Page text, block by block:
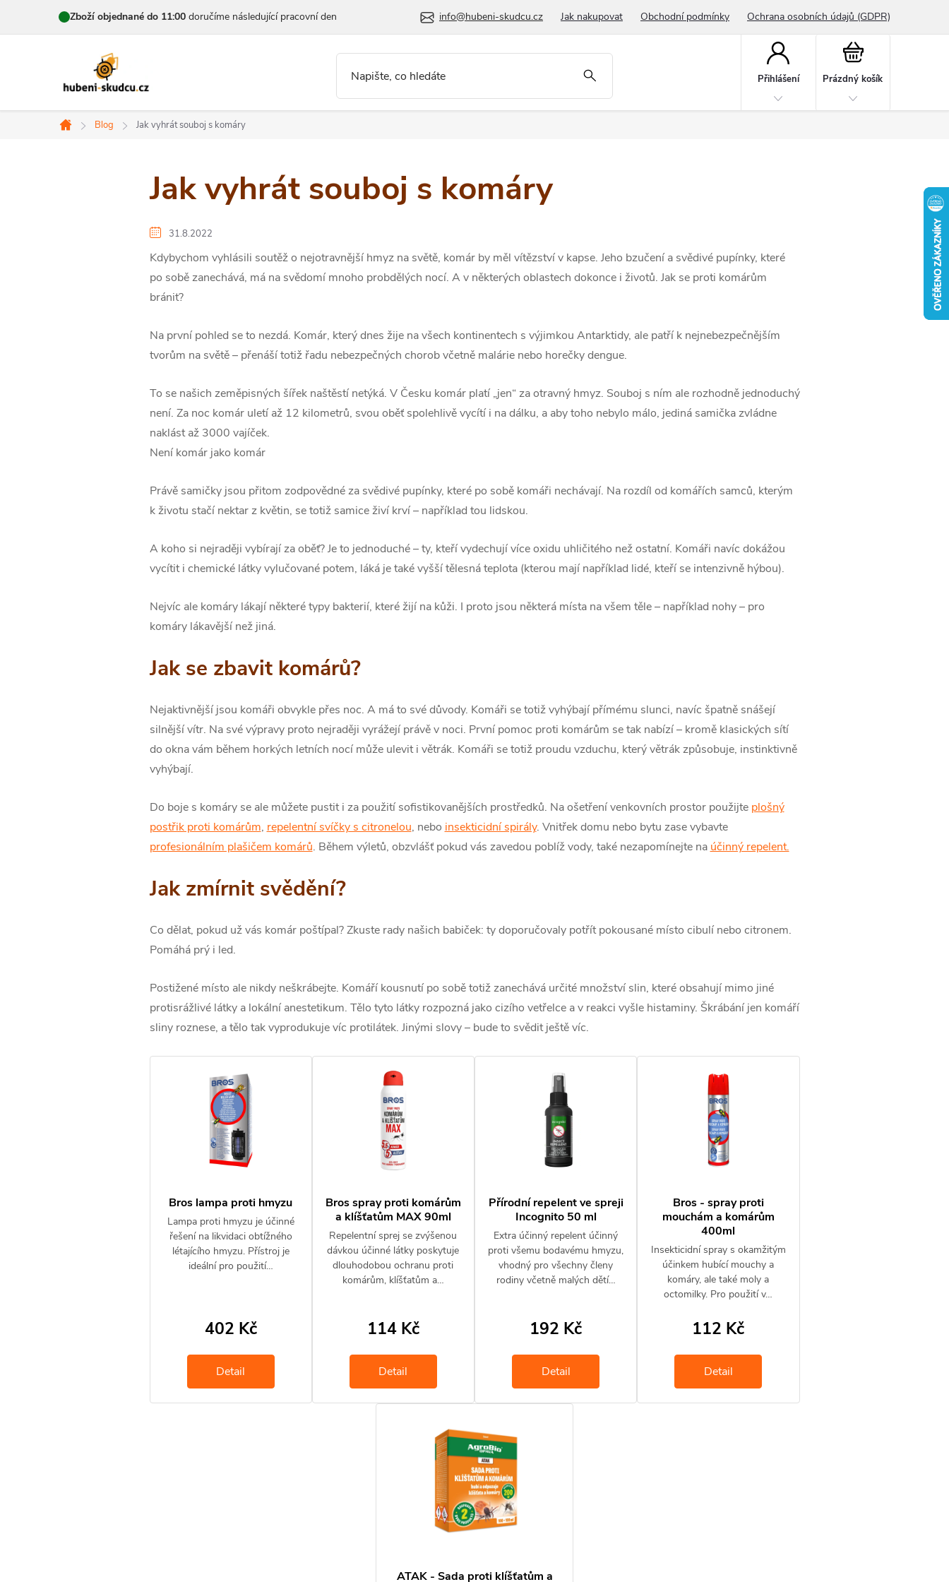
Zboží objednané do 11:00 doručíme následující pracovní den info@hubeni-skudcu.cz Jak nakupovat Obchodní podmínky Ochrana osobních údajů (GDPR)
Přihlášení
Nákupní
Prázdný košík
Domů
Blog Jak vyhrát souboj s komáry
Jak vyhrát souboj s komáry
31.8.2022
Kdybychom vyhlásili soutěž o nejotravnější hmyz na světě, komár by měl vítězství v kapse. Jeho bzučení a svědivé pupínky, které
po sobě zanechává, má na svědomí mnoho probdělých nocí. A v některých oblastech dokonce i životů. Jak se proti komárům
bránit?
Na první pohled se to nezdá. Komár, který dnes žije na všech kontinentech s výjimkou Antarktidy, ale patří k nejnebezpečnějším
tvorům na světě – přenáší totiž řadu nebezpečných chorob včetně malárie nebo horečky dengue.
To se našich zeměpisných šířek naštěstí netýká. V Česku komár platí „jen“ za otravný hmyz. Souboj s ním ale rozhodně jednoduchý
není. Za noc komár uletí až 12 kilometrů, svou oběť spolehlivě vycítí i na dálku, a aby toho nebylo málo, jediná samička zvládne
naklást až 3000 vajíček.
Není komár jako komár
Právě samičky jsou přitom zodpovědné za svědivé pupínky, které po sobě komáři nechávají. Na rozdíl od komářích samců, kterým
k životu stačí nektar z květin, se totiž samice živí krví – například tou lidskou.
A koho si nejraději vybírají za oběť? Je to jednoduché – ty, kteří vydechují více oxidu uhličitého než ostatní. Komáři navíc dokážou
vycítit i chemické látky vylučované potem, láká je také vyšší tělesná teplota (kterou mají například lidé, kteří se intenzivně hýbou).
Nejvíc ale komáry lákají některé typy bakterií, které žijí na kůži. I proto jsou některá místa na všem těle – například nohy – pro
komáry lákavější než jiná.
Jak se zbavit komárů?
Nejaktivnější jsou komáři obvykle přes noc. A má to své důvody. Komáři se totiž vyhýbají přímému slunci, navíc špatně snášejí
silnější vítr. Na své výpravy proto nejraději vyrážejí právě v noci. První pomoc proti komárům se tak nabízí – kromě klasických sítí
do okna vám během horkých letních nocí může ulevit i větrák. Komáři se totiž proudu vzduchu, který větrák způsobuje, instinktivně
vyhýbají.
Do boje s komáry se ale můžete pustit i za použití sofistikovanějších prostředků. Na ošetření venkovních prostor použijte plošný
postřik proti komárům, repelentní svíčky s citronelou, nebo insekticidní spirály. Vnitřek domu nebo bytu zase vybavte
profesionálním plašičem komárů. Během výletů, obzvlášť pokud vás zavedou poblíž vody, také nezapomínejte na účinný repelent.
Jak zmírnit svědění?
Co dělat, pokud už vás komár poštípal? Zkuste rady našich babiček: ty doporučovaly potřít pokousané místo cibulí nebo citronem.
Pomáhá prý i led.
Postižené místo ale nikdy neškrábejte. Komáří kousnutí po sobě totiž zanechává určité množství slin, které obsahují mimo jiné
protisrážlivé látky a lokální anestetikum. Tělo tyto látky rozpozná jako cizího vetřelce a v reakci vyšle histaminy. Škrábání jen komáří
sliny roznese, a tělo tak vyprodukuje víc protilátek. Jinými slovy – bude to svědit ještě víc.
Bros lampa proti hmyzu
Lampa proti hmyzu je účinné
řešení na likvidaci obtížného
létajícího hmyzu. Přístroj je
ideální pro použití…
402 Kč
Detail
Bros spray proti komárům
a klíšťatům MAX 90ml
Repelentní sprej se zvýšenou
dávkou účinné látky poskytuje
dlouhodobou ochranu proti
komárům, klíšťatům a…
114 Kč
Detail
Přírodní repelent ve spreji
Incognito 50 ml
Extra účinný repelent účinný
proti všemu bodavému hmyzu,
vhodný pro všechny členy
rodiny včetně malých dětí…
192 Kč
Detail
Bros - spray proti
mouchám a komárům
400ml
Insekticidní spray s okamžitým
účinkem hubící mouchy a
komáry, ale také moly a
octomilky. Pro použití v…
112 Kč
Detail
ATAK - Sada proti klíšťatům a